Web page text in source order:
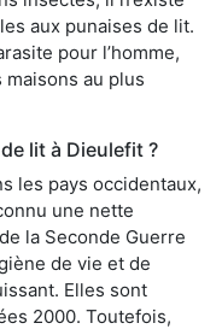
aux punaises de lit.
pour l’homme,
au plus
lit à Dieulefit ?
les pays occidentaux,
une nette
la Seconde Guerre
de vie et de
Elles sont
2000. Toutefois,